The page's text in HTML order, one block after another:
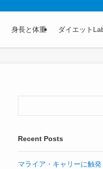
身長と体重 ダイエット
Recent Posts
マライア・キャリーに触